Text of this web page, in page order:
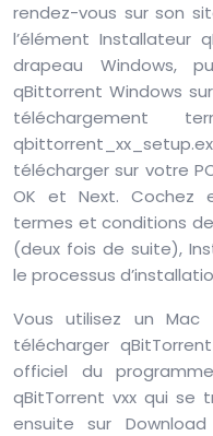
rendez-vous sur son
l’élément Installateur
drapeau Windows,
qBittorrent Windows
téléchargement
télécharger sur votre
OK et Next. Cochez
termes et conditions
(deux fois de suite),
le processus
Vous utilisez un
télécharger
officiel du
qBitTorrent vxx qui
ensuite sur